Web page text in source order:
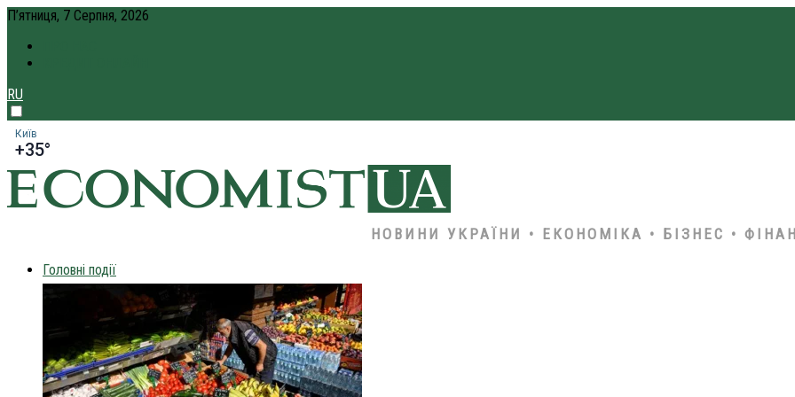
П’ятниця, 7 Серпня, 2026
RU
Київ
+35°
НОВИНИ УКРАЇНИ • ЕКОНОМІКА • БІЗНЕС •
Головні події